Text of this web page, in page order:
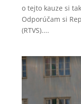
o tejto kauze si
Odporúčam si
(RTVS)....